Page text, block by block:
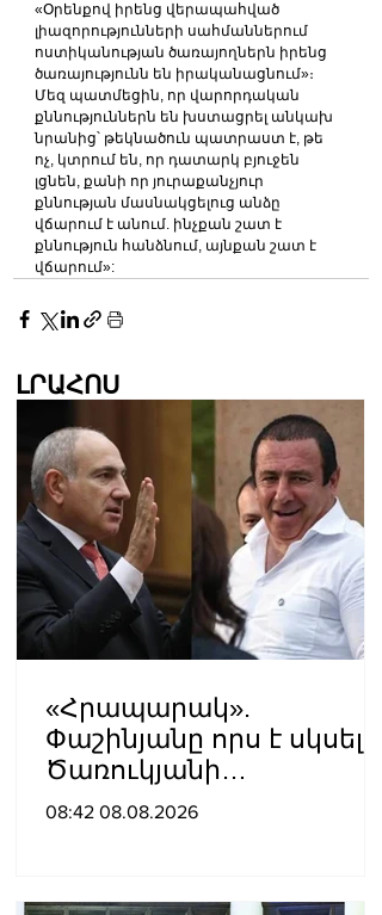
«Օրենքով իրենց վերապահված
լիազորությունների սահմաններում
ոստիկանության ծառայողներն իրենց
ծառայությունն են իրականացնում»։
Մեզ պատմեցին, որ վարորդական
քննություններն են խստացրել անկախ
նրանից՝ թեկնածուն պատրաստ է, թե
ոչ, կտրում են, որ դատարկ բյուջեն
լցնեն, քանի որ յուրաքանչյուր
քննության մասնակցելուց անձը
վճարում է անում. ինչքան շատ է
քննություն հանձնում, այնքան շատ է
վճարում»:
ԼՐԱՀՈՍ
«Հրապարակ».
Փաշինյանը որս է սկսել
Ծառուկյանի
համախոհների
08:42 08.08.2026